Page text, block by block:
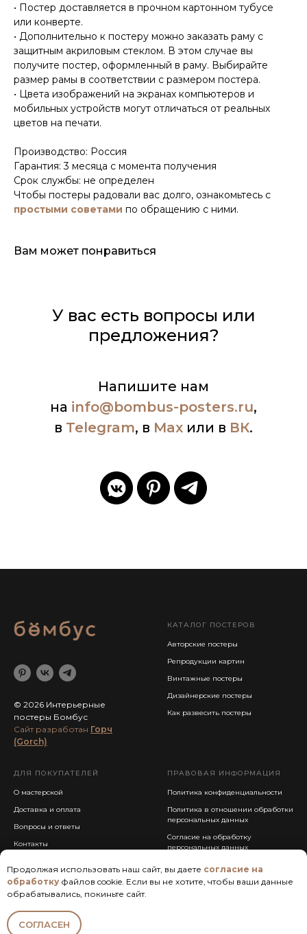
• Постер доставляется в прочном картонном тубусе
или конверте.
• Дополнительно к постеру можно заказать раму с
защитным акриловым стеклом. В этом случае вы
получите постер, оформленный в раму. Выбирайте
размер рамы в соответствии с размером постера.
• Цвета изображений на экранах компьютеров и
мобильных устройств могут отличаться от реальных
цветов на печати.
Производство: Россия
Гарантия: 3 месяца с момента получения
Срок службы: не определен
Чтобы постеры радовали вас долго, ознакомьтесь с
простыми советами по обращению с ними.
Вам может понравиться
Продолжая использовать наш сайт, вы даете согласие на
обработкуфайлов cookie. Если вы не хотите, чтобы ваши данные
обрабатывались, покиньте сайт.
СОГЛАСЕН
У вас есть вопросы или
предложения?
Напишите нам
на info@bombus-posters.ru,
в Telegram, в Max или в ВК.
© 2026 Интерьерные
постеры Бомбус
Cайт разработан Горч
(Gorch)
КАТАЛОГ ПОСТЕРОВ
Авторские постеры
Репродукции картин
Винтажные постеры
Дизайнерские постеры
Как развесить постеры
ДЛЯ ПОКУПАТЕЛЕЙ
О мастерской
Доставка и оплата
Вопросы и ответы
Контакты
ПРАВОВАЯ ИНФОРМАЦИЯ
Политика конфиденциальности
Политика в отношении обработки
персональных данных
Согласие на обработку
персональных данных